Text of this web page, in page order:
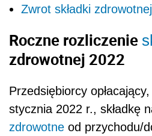
Zwrot składki zdrowotnej
Roczne rozliczenie
zdrowotnej 2022
Przedsiębiorcy
stycznia 2022 r., składkę
zdrowotne od przychodu/